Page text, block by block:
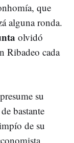
que
alguna ronda.
olvidó
Ribadeo cada
su
bastante
de su